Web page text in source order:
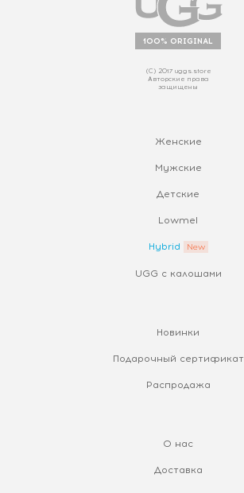
100% ORIGINAL
(С) 2017 uggs.store
Авторские права
защищены
Женские
Мужские
Детские
Lowmel
Hybrid
UGG с калошами
Новинки
Подарочный сертификат
Распродажа
О нас
Доставка